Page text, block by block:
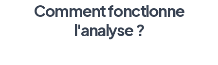
Comment fonctionne
l'analyse ?